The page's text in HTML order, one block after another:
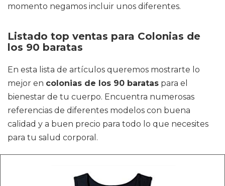
momento negamos incluir unos diferentes.
Listado top ventas para Colonias de
los 90 baratas
En esta lista de artículos queremos mostrarte lo
mejor en colonias de los 90 baratas para el
bienestar de tu cuerpo. Encuentra numerosas
referencias de diferentes modelos con buena
calidad y a buen precio para todo lo que necesites
para tu salud corporal.